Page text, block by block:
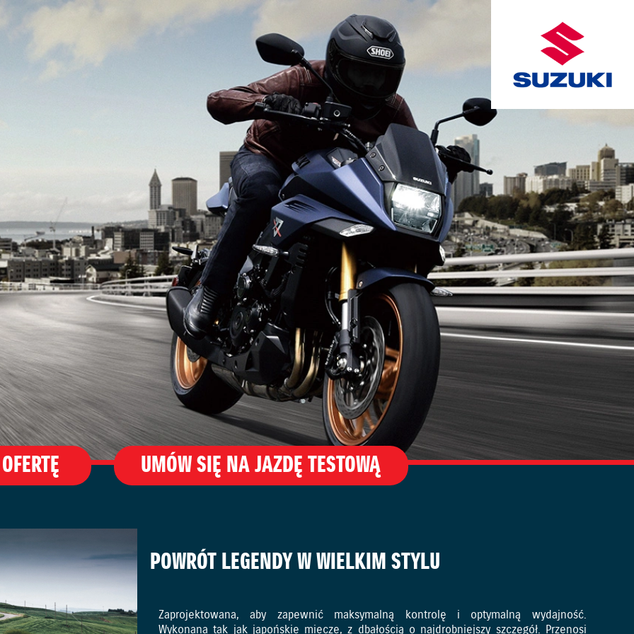
UMÓW SIĘ NA JAZDĘ TESTOWĄ
POWRÓT LEGENDY W WIELKIM STYLU
Zaprojektowana, aby zapewnić maksymalną kontrolę i optymalną wydajność.
Wykonana tak jak japońskie miecze, z dbałością o najdrobniejszy szczegół. Przenosi